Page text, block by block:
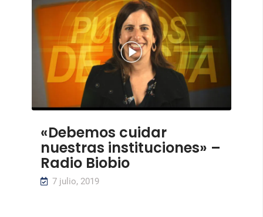
«Debemos cuidar
nuestras instituciones» –
Radio Biobio
7 julio, 2019